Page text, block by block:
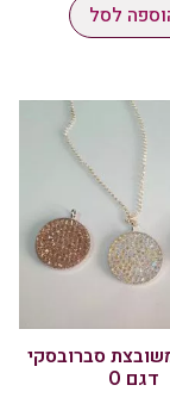
לסל
סברובסקי
דגם O